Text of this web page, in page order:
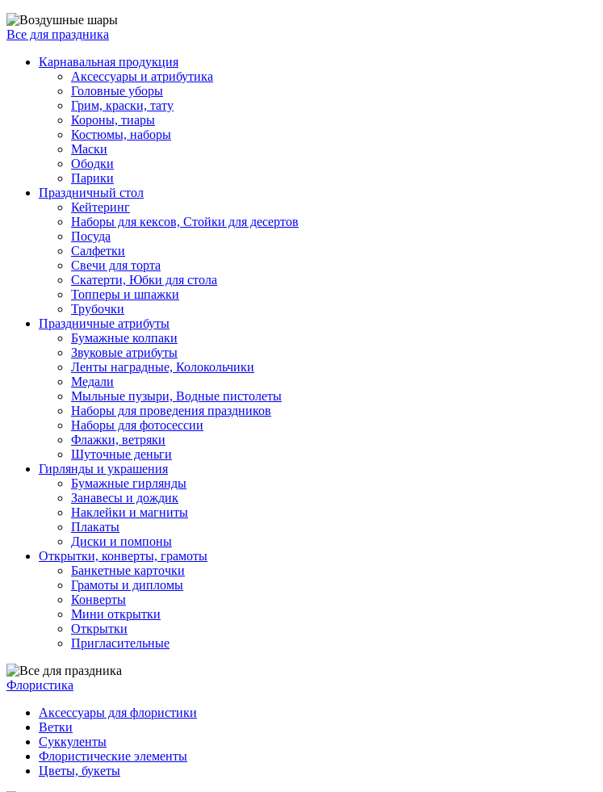
Все для праздника
Карнавальная продукция
Аксессуары и атрибутика
Головные уборы
Грим, краски, тату
Короны, тиары
Костюмы, наборы
Маски
Ободки
Парики
Праздничный стол
Кейтеринг
Наборы для кексов, Стойки для десертов
Посуда
Салфетки
Свечи для торта
Скатерти, Юбки для стола
Топперы и шпажки
Трубочки
Праздничные атрибуты
Бумажные колпаки
Звуковые атрибуты
Ленты наградные, Колокольчики
Медали
Мыльные пузыри, Водные пистолеты
Наборы для проведения праздников
Наборы для фотосессии
Флажки, ветряки
Шуточные деньги
Гирлянды и украшения
Бумажные гирлянды
Занавесы и дождик
Наклейки и магниты
Плакаты
Диски и помпоны
Открытки, конверты, грамоты
Банкетные карточки
Грамоты и дипломы
Конверты
Мини открытки
Открытки
Пригласительные
Флористика
Аксессуары для флористики
Ветки
Суккуленты
Флористические элементы
Цветы, букеты